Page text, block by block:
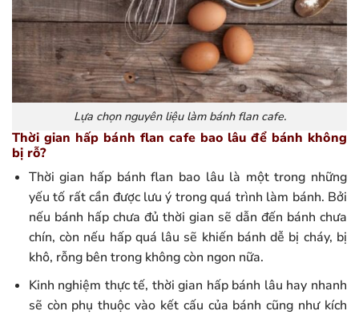
Lựa chọn nguyên liệu làm bánh flan cafe.
Thời gian hấp bánh flan cafe bao lâu để bánh không
bị rỗ?
Thời gian hấp bánh flan bao lâu là một trong những
yếu tố rất cần được lưu ý trong quá trình làm bánh. Bởi
nếu bánh hấp chưa đủ thời gian sẽ dẫn đến bánh chưa
chín, còn nếu hấp quá lâu sẽ khiến bánh dễ bị cháy, bị
khô, rỗng bên trong không còn ngon nữa.
Kinh nghiệm thực tế, thời gian hấp bánh lâu hay nhanh
sẽ còn phụ thuộc vào kết cấu của bánh cũng như kích